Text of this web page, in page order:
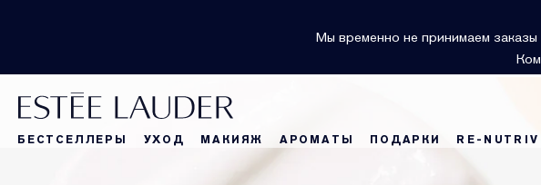
Мы временно не принимаем заказы
БЕСТСЕЛЛЕРЫ УХОД МАКИЯЖ АРОМАТЫ ПОДАРКИ RE-NUTRIV